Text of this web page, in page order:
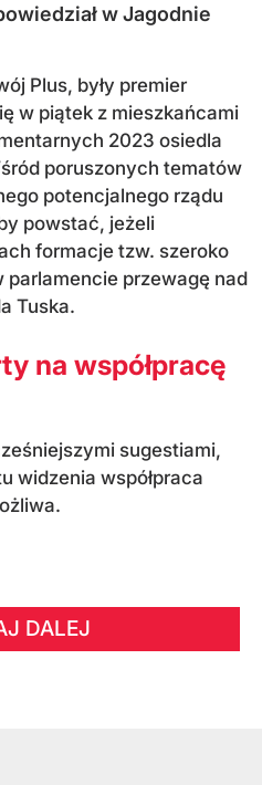
w Jagodnie
Plus, były premier
w piątek z mieszkańcami
2023 osiedla
poruszonych tematów
potencjalnego rządu
powstać, jeżeli
formacje tzw. szeroko
przewagę nad
Tuska.
na współpracę
sugestiami,
widzenia współpraca
DALEJ